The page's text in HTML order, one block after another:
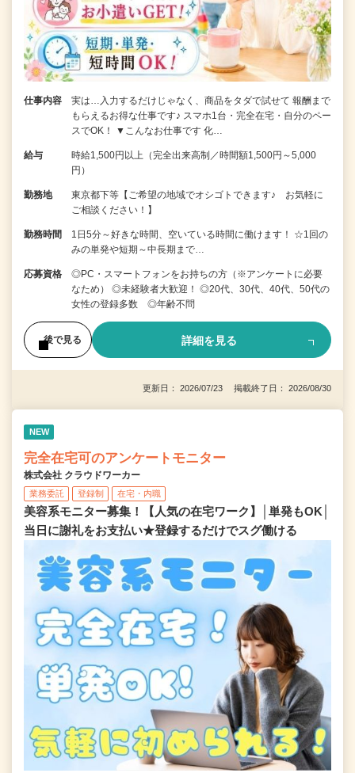
仕事内容
実は…入力するだけじゃなく、商品をタダで試せて 報酬まで
もらえるお得な仕事です♪ スマホ1台・完全在宅・自分のペー
スでOK！ ▼こんなお仕事です 化…
給与
時給1,500円以上（完全出来高制／時間額1,500円～5,000
円）
勤務地
東京都下等【ご希望の地域でオシゴトできます♪ お気軽に
ご相談ください！】
勤務時間
1日5分～好きな時間、空いている時間に働けます！ ☆1回の
みの単発や短期～中長期まで…
応募資格
◎PC・スマートフォンをお持ちの方（※アンケートに必要
なため） ◎未経験者大歓迎！ ◎20代、30代、40代、50代の
女性の登録多数 ◎年齢不問
後で見る 詳細を見る
更新日： 2026/07/23 掲載終了日： 2026/08/30
NEW
完全在宅可のアンケートモニター
株式会社 クラウドワーカー
業務委託 登録制 在宅・内職
美容系モニター募集！【人気の在宅ワーク】│単発もOK│
当日に謝礼をお支払い★登録するだけでスグ働ける